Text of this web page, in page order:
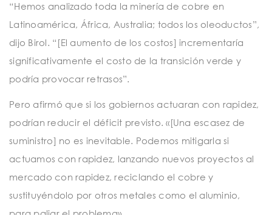
“Hemos analizado toda la minería de cobre en
Latinoamérica, África, Australia; todos los oleoductos”,
dijo Birol. “[El aumento de los costos] incrementaría
significativamente el costo de la transición verde y
podría provocar retrasos”.
Pero afirmó que si los gobiernos actuaran con rapidez,
podrían reducir el déficit previsto. «[Una escasez de
suministro] no es inevitable. Podemos mitigarla si
actuamos con rapidez, lanzando nuevos proyectos al
mercado con rapidez, reciclando el cobre y
sustituyéndolo por otros metales como el aluminio,